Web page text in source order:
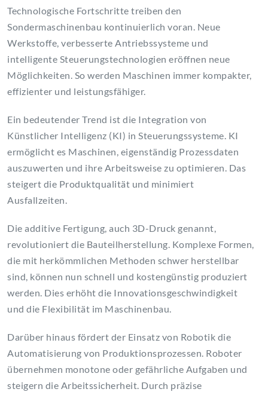
Technologische Fortschritte treiben den
Sondermaschinenbau kontinuierlich voran. Neue
Werkstoffe, verbesserte Antriebssysteme und
intelligente Steuerungstechnologien eröffnen neue
Möglichkeiten. So werden Maschinen immer kompakter,
effizienter und leistungsfähiger.
Ein bedeutender Trend ist die Integration von
Künstlicher Intelligenz (KI) in Steuerungssysteme. KI
ermöglicht es Maschinen, eigenständig Prozessdaten
auszuwerten und ihre Arbeitsweise zu optimieren. Das
steigert die Produktqualität und minimiert
Ausfallzeiten.
Die additive Fertigung, auch 3D-Druck genannt,
revolutioniert die Bauteilherstellung. Komplexe Formen,
die mit herkömmlichen Methoden schwer herstellbar
sind, können nun schnell und kostengünstig produziert
werden. Dies erhöht die Innovationsgeschwindigkeit
und die Flexibilität im Maschinenbau.
Darüber hinaus fördert der Einsatz von Robotik die
Automatisierung von Produktionsprozessen. Roboter
übernehmen monotone oder gefährliche Aufgaben und
steigern die Arbeitssicherheit. Durch präzise